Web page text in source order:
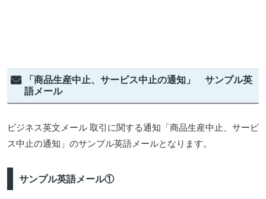
「商品生産中止、サービス中止の通知」 サンプル英
語メール
ビジネス英文メール 取引に関する通知「商品生産中止、サービ
ス中止の通知」のサンプル英語メールとなります。
サンプル英語メール①